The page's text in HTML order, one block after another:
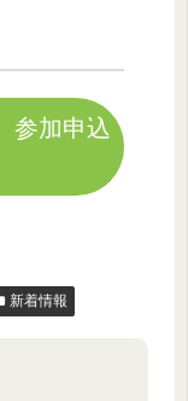
参加申込
新着情報